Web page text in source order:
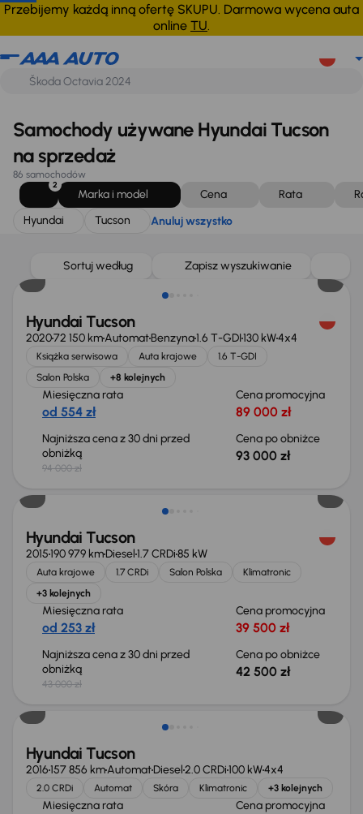
Przebijemy każdą inną ofertę SKUPU. Darmowa wycena auta
online TU.
Hyundai Tucson Anuluj wszystko
Samochody używane Hyundai Tucson
na sprzedaż
86 samochodów
2
Marka i model Cena Rata
Hyundai
Tucson Anuluj wszystko
Sortuj według Zapisz wyszukiwanie
Taniej o 1 000 zł
Hyundai Tucson
202072 150 kmAutomatBenzyna1.6 T-GDI130 kW4x4
Książka serwisowa Auta krajowe
1.6 T-GDI
Salon Polska
+8 kolejnych
Miesięczna rata
od 554 zł
Cena promocyjna
89 000 zł
Najniższa cena z 30 dni przed
obniżką
94 000 zł
Cena po obniżce
93 000 zł
Taniej o 500 zł
Hyundai Tucson
2015190 979 kmDiesel1.7 CRDi85 kW
Auta krajowe 1.7 CRDi Salon Polska
Klimatronic
+3 kolejnych
Miesięczna rata
od 253 zł
Cena promocyjna
39 500 zł
Najniższa cena z 30 dni przed
obniżką
43 000 zł
Cena po obniżce
42 500 zł
Taniej o 1 000 zł
Hyundai Tucson
2016157 856 kmAutomatDiesel2.0 CRDi100 kW4x4
2.0 CRDi Automat Skóra Klimatronic +3 kolejnych
Miesięczna rata Cena promocyjna